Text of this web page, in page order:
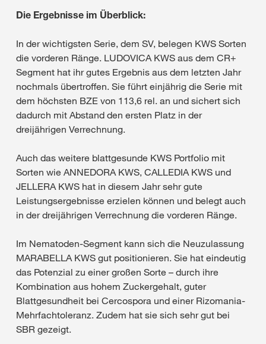
Die Ergebnisse im Überblick:
In der wichtigsten Serie, dem SV, belegen KWS Sorten
die vorderen Ränge. LUDOVICA KWS aus dem CR+
Segment hat ihr gutes Ergebnis aus dem letzten Jahr
nochmals übertroffen. Sie führt einjährig die Serie mit
dem höchsten BZE von 113,6 rel. an und sichert sich
dadurch mit Abstand den ersten Platz in der
dreijährigen Verrechnung.
Auch das weitere blattgesunde KWS Portfolio mit
Sorten wie ANNEDORA KWS, CALLEDIA KWS und
JELLERA KWS hat in diesem Jahr sehr gute
Leistungsergebnisse erzielen können und belegt auch
in der dreijährigen Verrechnung die vorderen Ränge.
Im Nematoden-Segment kann sich die Neuzulassung
MARABELLA KWS gut positionieren. Sie hat eindeutig
das Potenzial zu einer großen Sorte – durch ihre
Kombination aus hohem Zuckergehalt, guter
Blattgesundheit bei Cercospora und einer Rizomania-
Mehrfachtoleranz. Zudem hat sie sich sehr gut bei
SBR gezeigt.